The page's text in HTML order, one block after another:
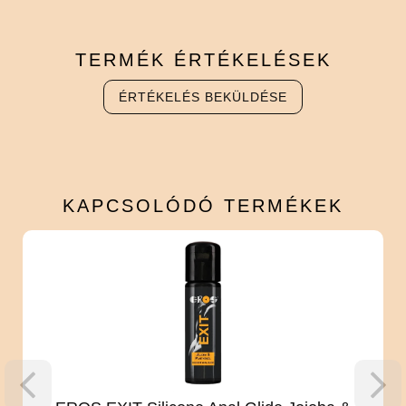
TERMÉK ÉRTÉKELÉSEK
ÉRTÉKELÉS BEKÜLDÉSE
KAPCSOLÓDÓ TERMÉKEK